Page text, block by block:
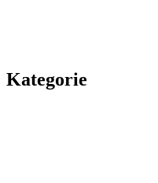
Kategorie